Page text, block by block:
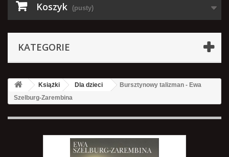
Koszyk (pusty)
KATEGORIE
Książki Dla dzieci
Bursztynowy talizman - Ewa
Szelburg-Zarembina